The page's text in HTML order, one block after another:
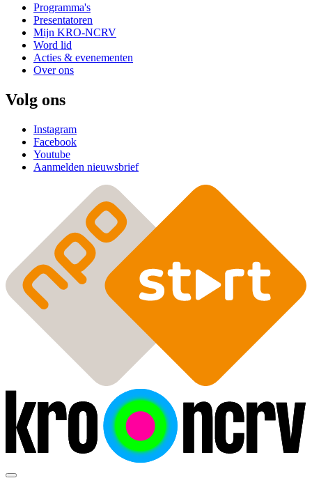
Programma's
Presentatoren
Mijn KRO-NCRV
Word lid
Acties & evenementen
Over ons
Volg ons
Instagram
Facebook
Youtube
Aanmelden nieuwsbrief